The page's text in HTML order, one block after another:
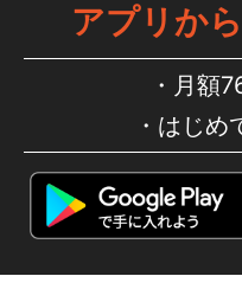
アプリか
月額
はじめ